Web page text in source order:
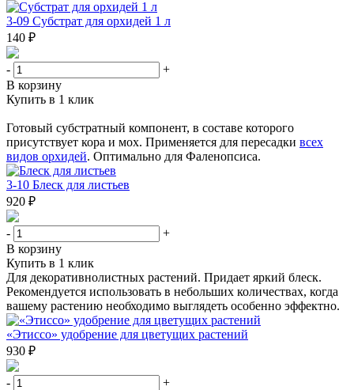
3-09 Субстрат для орхидей 1 л
140 ₽
-
+
В корзину
Купить в 1 клик
Готовый субстратный компонент, в составе которого
присутствует кора и мох. Применяется для пересадки всех
видов орхидей. Оптимально для Фаленопсиса.
3-10 Блеск для листьев
920 ₽
-
+
В корзину
Купить в 1 клик
Для декоративнолистных растений. Придает яркий блеск.
Рекомендуется использовать в небольших количествах, когда
вашему растению необходимо выглядеть особенно эффектно.
«Этиссо» удобрение для цветущих растений
930 ₽
-
+